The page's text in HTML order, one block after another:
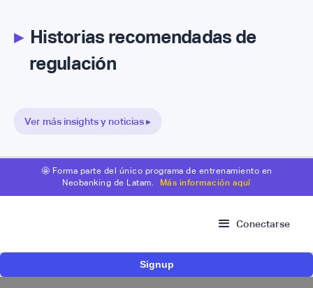
▸Historias recomendadas de
regulación
Ver más insights y noticias ▸
🤩 Forma parte del único programa de entrenamiento en
Neobanking de Latam.
Más información aquí
Conectarse
Signup